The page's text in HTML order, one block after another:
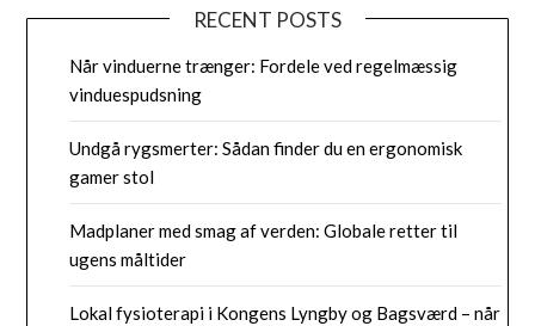
RECENT POSTS
Når vinduerne trænger: Fordele ved regelmæssig
vinduespudsning
Undgå rygsmerter: Sådan finder du en ergonomisk
gamer stol
Madplaner med smag af verden: Globale retter til
ugens måltider
Lokal fysioterapi i Kongens Lyngby og Bagsværd – når